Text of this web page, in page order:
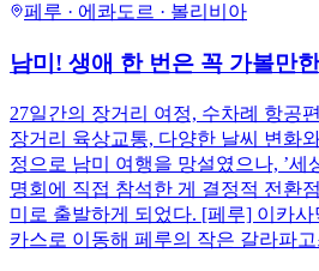
페루 · 에콰도르 · 볼리비아
남미! 생애 한 번은 꼭 가볼만
27일간의 장거리 여정, 수차례 항공
장거리 육상교통, 다양한 날씨 변화
정으로 남미 여행을 망설였으나, ’세
명회에 직접 참석한 게 결정적 전환
미로 출발하게 되었다. [페루] 이카
카스로 이동해 페루의 작은 갈라파고